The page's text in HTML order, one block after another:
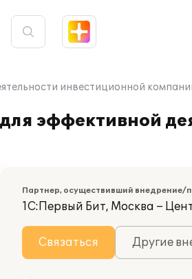
инвестиционной
эффективной
Партнер, осуществивший внедрение/
1С:Первый Бит, Москва –
Связаться Другие